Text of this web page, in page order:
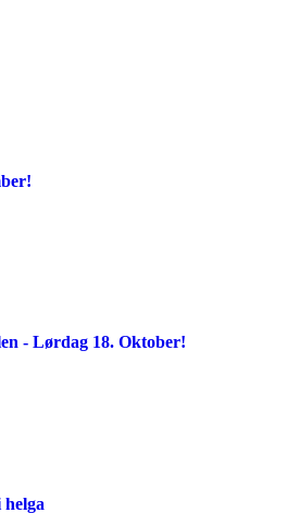
- Lørdag 18. Oktober!